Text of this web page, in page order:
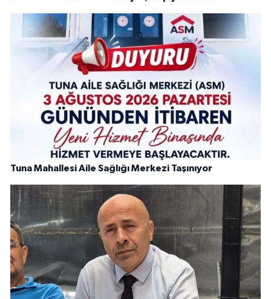
Tuna Mahallesi Aile Sağlığı Merkezi Taşınıyor